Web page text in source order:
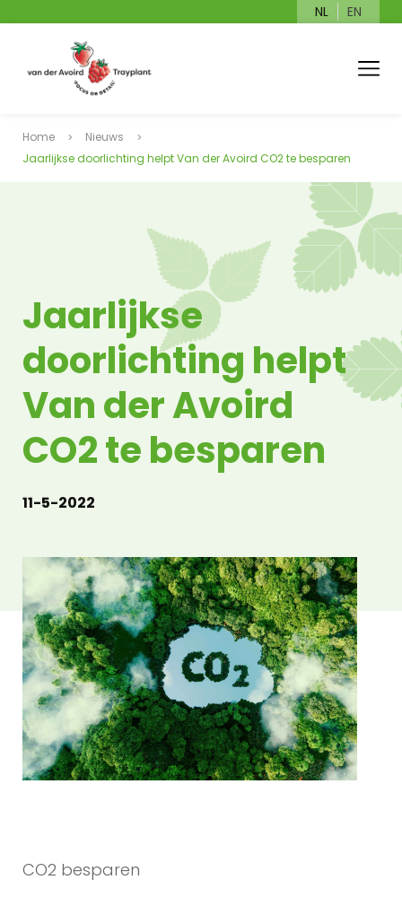
NL EN
Home
Nieuws
Jaarlijkse doorlichting helpt Van der Avoird CO2 te besparen
Jaarlijkse
doorlichting helpt
Van der Avoird
CO2 te besparen
11-5-2022
CO2 besparen